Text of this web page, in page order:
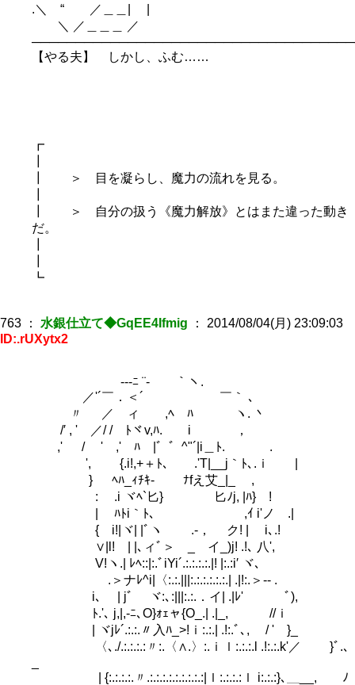
.＼ “ ／＿＿| |
＼ ／＿＿＿ ／
【やる夫】 しかし、ふむ……
┏
┃ ＞ 目を凝らし、魔力の流れを見る。
┃ ＞ 自分の扱う《魔力解放》とはまた違った動き
だ。
┗
763 ： 水銀仕立て◆GqEE4Ifmig ： 2014/08/04(月) 23:09:03
ID:.rUXytx2
-‐‐ﾆ ¨-￣￣｀ヽ.
／'´￣．＜´ ￣｀ ､
〃 ／ ィ ,ﾍ ﾊ ヽ. 丶
/′ , ' ／/ / ﾄヾv,ﾊ. i ，
,' / ' ,' ﾊ |゛゛^"´|i＿ﾄ. .
', {.i!,+＋ﾄ､ .'T|__j｀ﾄ､.ｉ |
} ﾍﾊ_ｨﾁｷ- ﾅfえ艾_|_ ,
: .i ヾﾍ`匕} 匕ﾉj, |ﾊ} !
| ﾊﾄi｀ﾄ､ ,ｲ i'ノ .|
{ i!|ヾ| |ﾞヽ .-， ク! | i､.!
∨|l! | |､ィﾞ＞ _ イ_)j! .!､ 八',
V!ヽ.| ﾚﾍ::|:.ﾞiYi´.:.:.:.:.|! |:.:i′ ヾ､
.＞ナﾚ^i|〈:.:.|||:.:.:.:.:.:.| .|!:.＞‐- .
i､ | jﾞ ヾ:､:|||:.:.．イ| .|ﾚ' ﾞ),
ﾄ.'､ j,|,-ﾆ､O}ｫｪャ{O_.| .|_, //ｉ
| ヾjﾚ´.:.:.〃入ﾊ_>!ｉ:.:.| .!:.ﾞ､, / ' }_
〈､./.:.:.:.:〃:.〈∧.〉:.ｉｌ:.:.:.l .!:.:.k'／ }ﾞ.､
| {:.:.:.:.〃.:.:.:.:.:.:.:.:.:|ｌ:.:.:.:ｌ i:.:.:}､＿__, ﾉ